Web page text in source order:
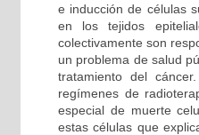
e inducción de células
en los tejidos
colectivamente son
un problema de salud
tratamiento del
regímenes de
especial de muerte
estas células que